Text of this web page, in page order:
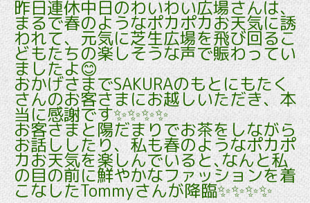
昨日連休中日のわいわい広場さんは､
まるで春のようなポカポカお天気に誘
われて、元気に芝生広場を飛び回るこ
どもたちの楽しそうな声で賑わってい
ましたよ😊
おかげさまでSAKURAのもとにもたく
さんのお客さまにお越しいただき、本
当に感謝です✨✨✨✨
お客さまと陽だまりでお茶をしながら
お話ししたり、私も春のようなポカポ
カお天気を楽しんでいると､なんと私
の目の前に鮮やかなファッションを着
こなしたTommyさんが降臨✨✨✨✨